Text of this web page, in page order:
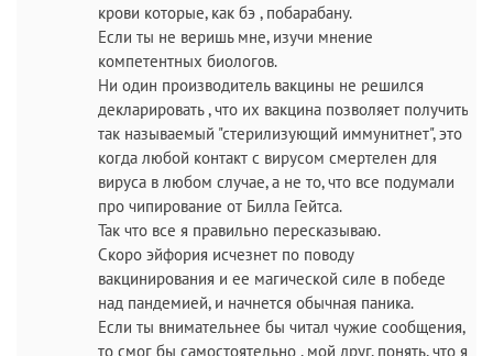
крови которые, как бэ , побарабану.
Если ты не веришь мне, изучи мнение
компетентных биологов.
Ни один производитель вакцины не решился
декларировать , что их вакцина позволяет получить
так называемый "стерилизующий иммунитнет", это
когда любой контакт с вирусом смертелен для
вируса в любом случае, а не то, что все подумали
про чипирование от Билла Гейтса.
Так что все я правильно пересказываю.
Скоро эйфория исчезнет по поводу
вакцинирования и ее магической силе в победе
над пандемией, и начнется обычная паника.
Если ты внимательнее бы читал чужие сообщения,
то смог бы самостоятельно , мой друг, понять, что я